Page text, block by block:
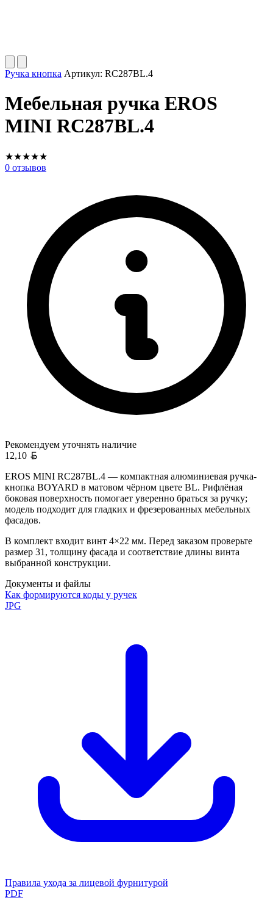
Ручка кнопка Артикул: RC287BL.4
Мебельная ручка EROS
MINI RC287BL.4
★★★★★
0 отзывов
Рекомендуем уточнять наличие
12,10
EROS MINI RC287BL.4 — компактная алюминиевая ручка-
кнопка BOYARD в матовом чёрном цвете BL. Рифлёная
боковая поверхность помогает уверенно браться за ручку;
модель подходит для гладких и фрезерованных мебельных
фасадов.
В комплект входит винт 4×22 мм. Перед заказом проверьте
размер 31, толщину фасада и соответствие длины винта
выбранной конструкции.
Документы и файлы
Как формируются коды у ручек
JPG
Правила ухода за лицевой фурнитурой
PDF